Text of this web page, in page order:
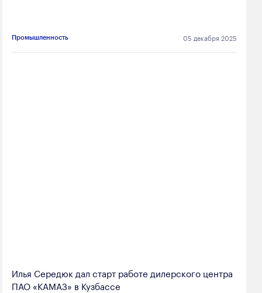
Промышленность 05 декабря 2025
Илья Середюк дал старт работе дилерского центра
ПАО «КАМАЗ» в Кузбассе